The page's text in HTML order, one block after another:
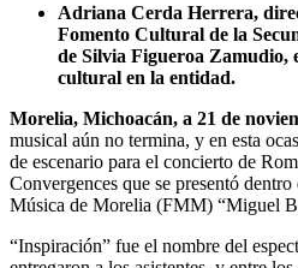
Adriana Cerda Herrera,
Fomento Cultural de la
de Silvia Figueroa Zamudio,
cultural en la entidad.
Morelia, Michoacán, a 21 de
musical aún no termina, y en esta
de escenario para el concierto de
Convergences que se presentó
Música de Morelia (FMM) “Miguel
“Inspiración” fue el nombre del